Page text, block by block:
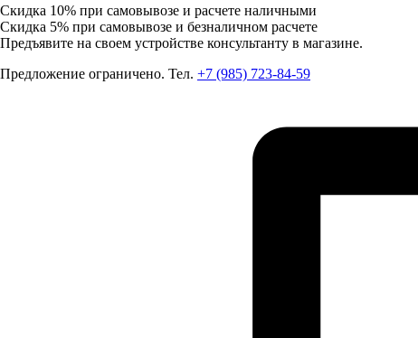
Скидка 10% при самовывозе и расчете наличными
Скидка 5% при самовывозе и безналичном расчете
Предъявите на своем устройстве консультанту в магазине.
Предложение ограничено. Тел. +7 (985) 723-84-59